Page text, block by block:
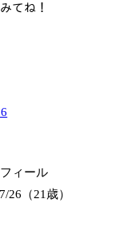
てね！
ィール
26（21歳）